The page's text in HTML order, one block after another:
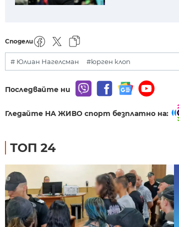
Сподели
# Юлиан Нагелсман #юрген клоп
Последвайте ни
Гледайте НА ЖИВО спорт безплатно на:
ТОП 24